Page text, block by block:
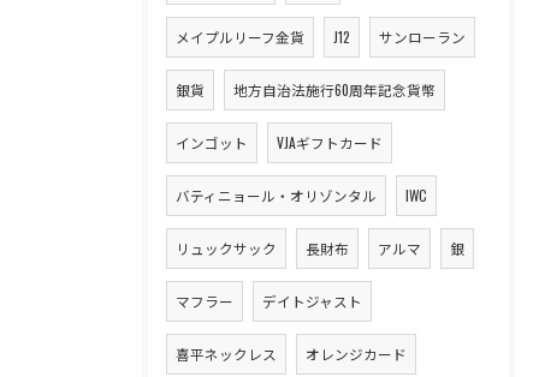
メイプルリーフ金貨 J12 サンローラン
銀貨 地方自治法施行60周年記念貨幣
インゴット VJAギフトカード
バティニョール・オリゾンタル IWC
リュックサック 長財布 アルマ 銀
マフラー デイトジャスト
喜平ネックレス オレンジカード